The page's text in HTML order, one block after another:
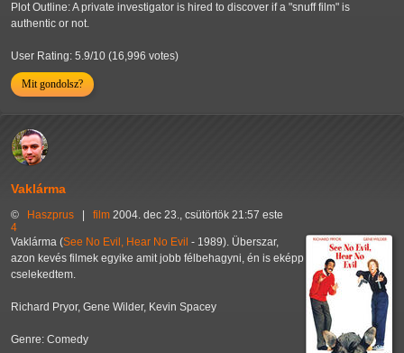
Plot Outline: A private investigator is hired to discover if a "snuff film" is
authentic or not.
User Rating: 5.9/10 (16,996 votes)
Mit gondolsz?
Vaklárma
© Haszprus film 2004. dec 23., csütörtök 21:57 este
4
Vaklárma (See No Evil, Hear No Evil - 1989). Überszar,
azon kevés filmek egyike amit jobb félbehagyni, én is eképp
cselekedtem.
Richard Pryor, Gene Wilder, Kevin Spacey
Genre: Comedy